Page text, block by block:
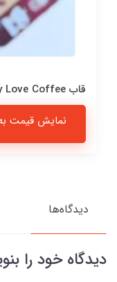
قاب Puppy Love Coffee (کدC2282)
نمایش قیمت
دیدگاه‌ها
دیدگاه خود را